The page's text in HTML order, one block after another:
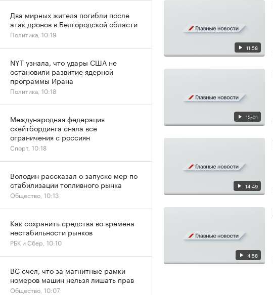
11:58
15:01
14:49
4:58
Два мирных жителя погибли после
атак дронов в Белгородской области
Политика, 10:19
NYT узнала, что удары США не
остановили развитие ядерной
программы Ирана
Политика, 10:18
Международная федерация
скейтбординга сняла все
ограничения с россиян
Спорт, 10:18
Володин рассказал о запуске мер по
стабилизации топливного рынка
Общество, 10:13
Как сохранить средства во времена
нестабильности рынков
РБК и Сбер, 10:10
ВС счел, что за магнитные рамки
номеров машин нельзя лишать прав
Общество, 10:07